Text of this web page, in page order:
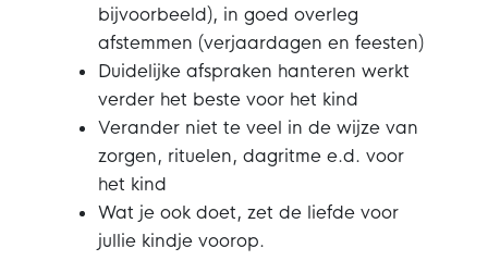
bijvoorbeeld), in goed overleg
afstemmen (verjaardagen en feesten)
Duidelijke afspraken hanteren werkt
verder het beste voor het kind
Verander niet te veel in de wijze van
zorgen, rituelen, dagritme e.d. voor
het kind
Wat je ook doet, zet de liefde voor
jullie kindje voorop.